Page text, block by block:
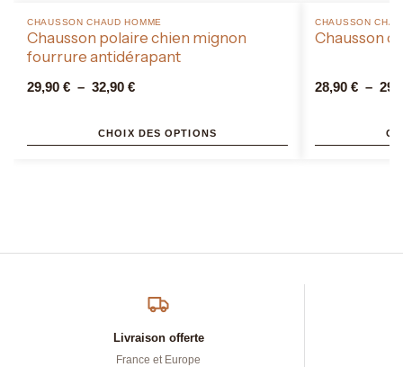
CHAUSSON CHAUD HOMME​
Chausson polaire chien mignon
fourrure antidérapant
29,90 € – 32,90 €
CHOIX DES OPTIONS
CHAUSSON
Chausson
28,90 € –
Livraison offerte
France et Europe